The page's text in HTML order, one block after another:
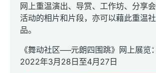
网上重温演出、导赏、工作坊、分享
活动的相片和片段，亦可以藉此重温
品。
《舞动社区──元朗四围跳》网上展览：
2022年3月28日至4月27日